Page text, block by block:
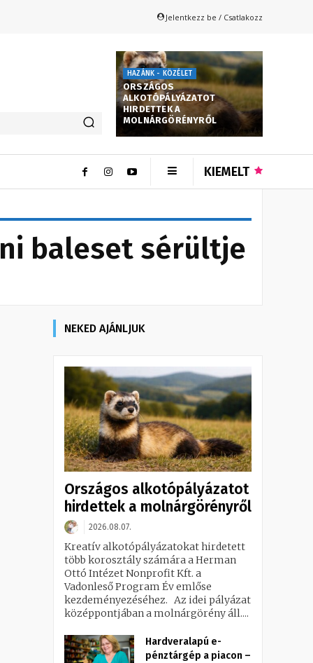
Jelentkezz be / Csatlakozz
HAZÁNK - KÖZÉLET
ORSZÁGOS
ALKOTÓPÁLYÁZATOT
HIRDETTEK A
MOLNÁRGÖRÉNYRŐL
KIEMELT
baleset sérültje
NEKED AJÁNLJUK
Országos alkotópályázatot
hirdettek a molnárgörényről
2026.08.07.
Kreatív alkotópályázatokat hirdetett
több korosztály számára a Herman
Ottó Intézet Nonprofit Kft. a
Vadonleső Program Év emlőse
kezdeményezéséhez. Az idei pályázat
középpontjában a molnárgörény áll....
Hardveralapú e-
pénztárgép a piacon –